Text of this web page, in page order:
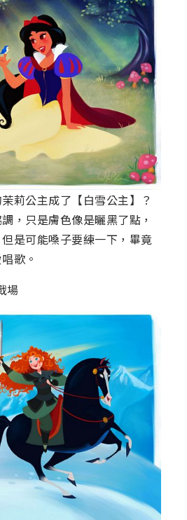
公主成了【白雪公主】？
，只是膚色像是曬黑了點，
是可能嗓子要練一下，畢竟
歌。
場